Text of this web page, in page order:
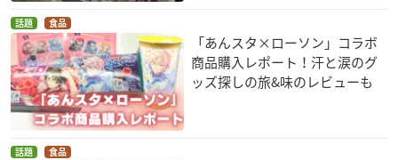
話題 食品
「あんスタ×ローソン」コラボ
商品購入レポート！汗と涙のグ
ッズ探しの旅&味のレビューも
話題 食品